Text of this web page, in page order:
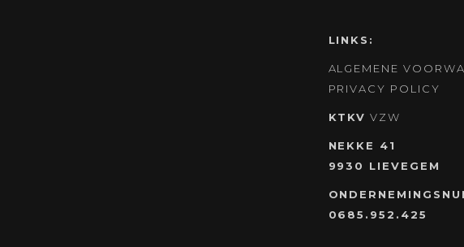
LINKS:
ALGEMENE
PRIVACY POLICY
KTKV VZW
NEKKE 41
9930 LIEVEGEM
0685.952.425